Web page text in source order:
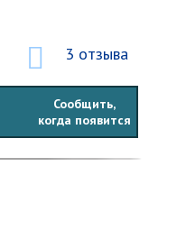
3 отзыва
Сообщить,
когда появится